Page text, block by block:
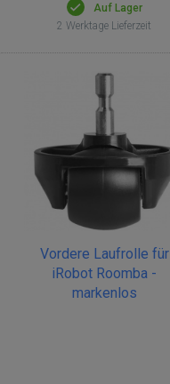
Auf Lager
2 Werktage Lieferzeit
Vordere Laufrolle für
iRobot Roomba -
markenlos